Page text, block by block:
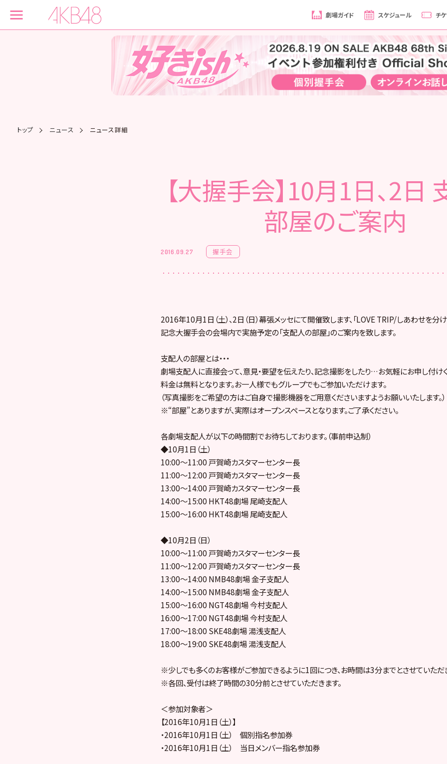
劇場ガイド スケジュール チ
トップ ニュース ニュース詳細
【大握手会】10月1日、2日
部屋のご案内
2016.09.27 握手会
2016年10月1日（土）、2日（日）幕張メッセにて開催致します、「LOVE TRIP/しあわせを分
記念大握手会の会場内で実施予定の「支配人の部屋」のご案内を致します。
支配人の部屋とは・・・
劇場支配人に直接会って、意見・要望を伝えたり、記念撮影をしたり…お気軽にお申し付け
料金は無料となります。お一人様でもグループでもご参加いただけます。
（写真撮影をご希望の方はご自身で撮影機器をご用意くださいますようお願いいたします。）
※“部屋”とありますが、実際はオープンスペースとなります。ご了承ください。
各劇場支配人が以下の時間割でお待ちしております。（事前申込制）
◆10月1日（土）
10:00～11:00 戸賀崎カスタマーセンター長
11:00～12:00 戸賀崎カスタマーセンター長
13:00～14:00 戸賀崎カスタマーセンター長
14:00～15:00 HKT48劇場 尾崎支配人
15:00～16:00 HKT48劇場 尾崎支配人
◆10月2日（日）
10:00～11:00 戸賀崎カスタマーセンター長
11:00～12:00 戸賀崎カスタマーセンター長
13:00～14:00 NMB48劇場 金子支配人
14:00～15:00 NMB48劇場 金子支配人
15:00～16:00 NGT48劇場 今村支配人
16:00～17:00 NGT48劇場 今村支配人
17:00～18:00 SKE48劇場 湯浅支配人
18:00～19:00 SKE48劇場 湯浅支配人
※少しでも多くのお客様がご参加できるように1回につき、お時間は3分までとさせていただ
※各回、受付は終了時間の30分前とさせていただきます。
＜参加対象者＞
【2016年10月1日（土）】
・2016年10月1日（土） 個別指名参加券
・2016年10月1日（土） 当日メンバー指名参加券